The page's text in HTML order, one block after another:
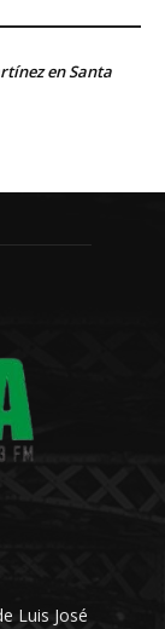
en Santa
Luis José